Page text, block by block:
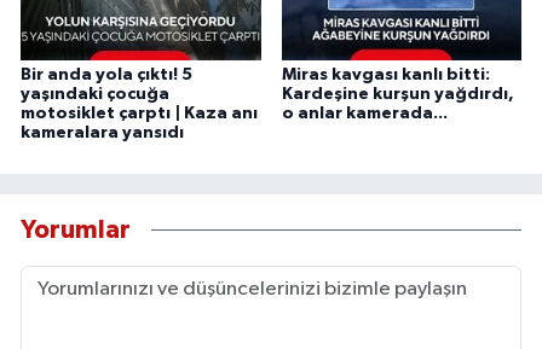
Bir anda yola çıktı! 5
yaşındaki çocuğa
motosiklet çarptı | Kaza anı
kameralara yansıdı
Miras kavgası kanlı bitti:
Kardeşine kurşun yağdırdı,
o anlar kamerada...
Yorumlar